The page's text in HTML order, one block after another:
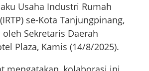
Usaha Industri Rumah
se-Kota Tanjungpinang,
Sekretaris Daerah
Plaza, Kamis (14/8/2025).